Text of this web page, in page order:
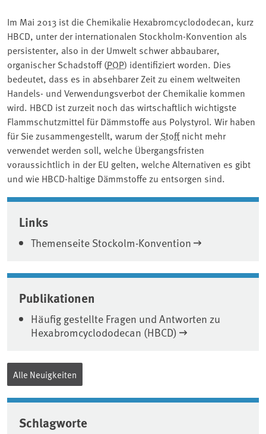
Im Mai 2013 ist die Chemikalie Hexabromcyclododecan, kurz
HBCD, unter der internationalen Stockholm-Konvention als
persistenter, also in der Umwelt schwer abbaubarer,
organischer Schadstoff (POP) identifiziert worden. Dies
bedeutet, dass es in absehbarer Zeit zu einem weltweiten
Handels- und Verwendungsverbot der Chemikalie kommen
wird. HBCD ist zurzeit noch das wirtschaftlich wichtigste
Flammschutzmittel für Dämmstoffe aus Polystyrol. Wir haben
für Sie zusammengestellt, warum derStoffnicht mehr
verwendet werden soll, welche Übergangsfristen
voraussichtlich in der EU gelten, welche Alternativen es gibt
und wie HBCD-haltige Dämmstoffe zu entsorgen sind.
Associated content
Links
Themenseite Stockolm-Konvention
Publikationen
Häufig gestellte Fragen und Antworten zu
Hexabromcyclododecan (HBCD)
Alle Neuigkeiten
Schlagworte